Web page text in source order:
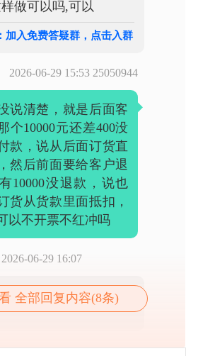
做可以吗,可以
加入免费答疑群，点击入群
2026-06-29 15:53 25050944
说清楚，就是后面客
个10000元还差400没
款，说从后面订货直
然后前面要给客户退
10000没退款，说也
货从货款里面抵扣，
以不开票不红冲吗
2026-06-29 16:07
可以从后面的货款里
全部回复内容(8条)